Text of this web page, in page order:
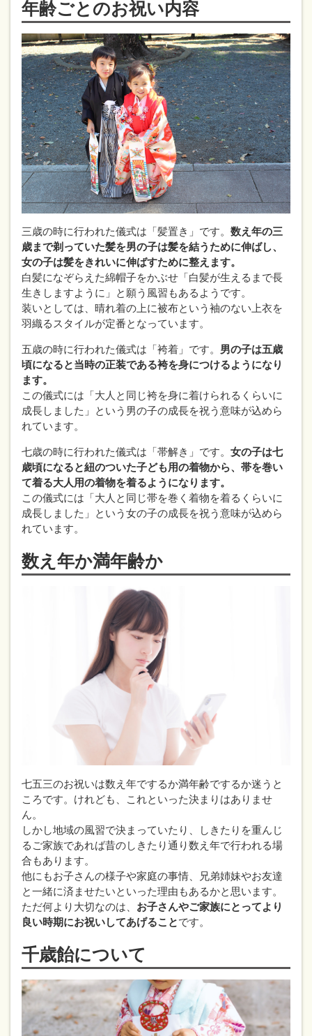
年齢ごとのお祝い内容
三歳の時に行われた儀式は「髪置き」です。 数え年の三
歳まで剃っていた髪を男の子は髪を結うために伸ばし、
女の子は髪をきれいに伸ばすために整えます。
白髪になぞらえた綿帽子をかぶせ「白髪が生えるまで長
生きしますように」と願う風習もあるようです。
装いとしては、晴れ着の上に被布という袖のない上衣を
羽織るスタイルが定番となっています。
五歳の時に行われた儀式は「袴着」です。 男の子は五歳
頃になると当時の正装である袴を身につけるようになり
ます。
この儀式には「大人と同じ袴を身に着けられるくらいに
成長しました」という男の子の成長を祝う意味が込めら
れています。
七歳の時に行われた儀式は「帯解き」です。 女の子は七
歳頃になると紐のついた子ども用の着物から、帯を巻い
て着る大人用の着物を着るようになります。
この儀式には「大人と同じ帯を巻く着物を着るくらいに
成長しました」という女の子の成長を祝う意味が込めら
れています。
数え年か満年齢か
七五三のお祝いは数え年でするか満年齢でするか迷うと
ころです。けれども、これといった決まりはありませ
ん。
しかし地域の風習で決まっていたり、しきたりを重んじ
るご家族であれば昔のしきたり通り数え年で行われる場
合もあります。
他にもお子さんの様子や家庭の事情、兄弟姉妹やお友達
と一緒に済ませたいといった理由もあるかと思います。
ただ何より大切なのは、 お子さんやご家族にとってより
良い時期にお祝いしてあげることです。
千歳飴について